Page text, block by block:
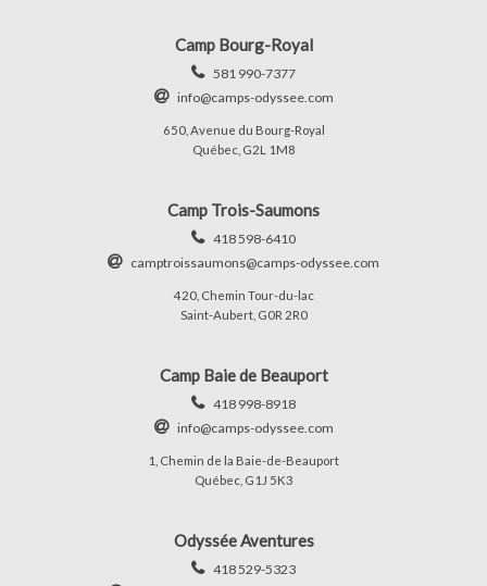
Camp Bourg-Royal
581 990-7377
info@camps-odyssee.com
650, Avenue du Bourg-Royal
Québec, G2L 1M8
Camp Trois-Saumons
418 598-6410
camptroissaumons@camps-odyssee.com
420, Chemin Tour-du-lac
Saint-Aubert, G0R 2R0
Camp Baie de Beauport
418 998-8918
info@camps-odyssee.com
1, Chemin de la Baie-de-Beauport
Québec, G1J 5K3
Odyssée Aventures
418 529-5323